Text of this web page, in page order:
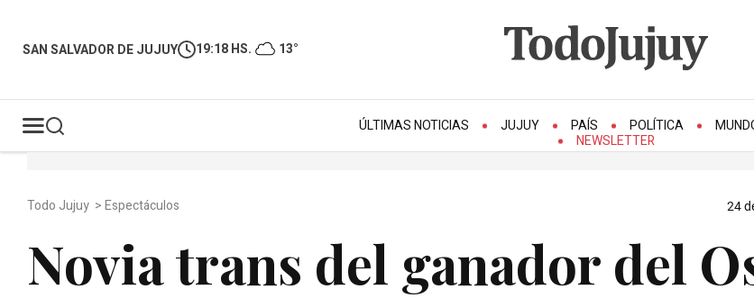
SAN SALVADOR DE JUJUY 19:18 HS. 13°
ÚLTIMAS NOTICIAS JUJUY PAÍS POLÍTICA
NEWSLETTER
Todo Jujuy >Espectáculos 24
Novia trans del ganador del